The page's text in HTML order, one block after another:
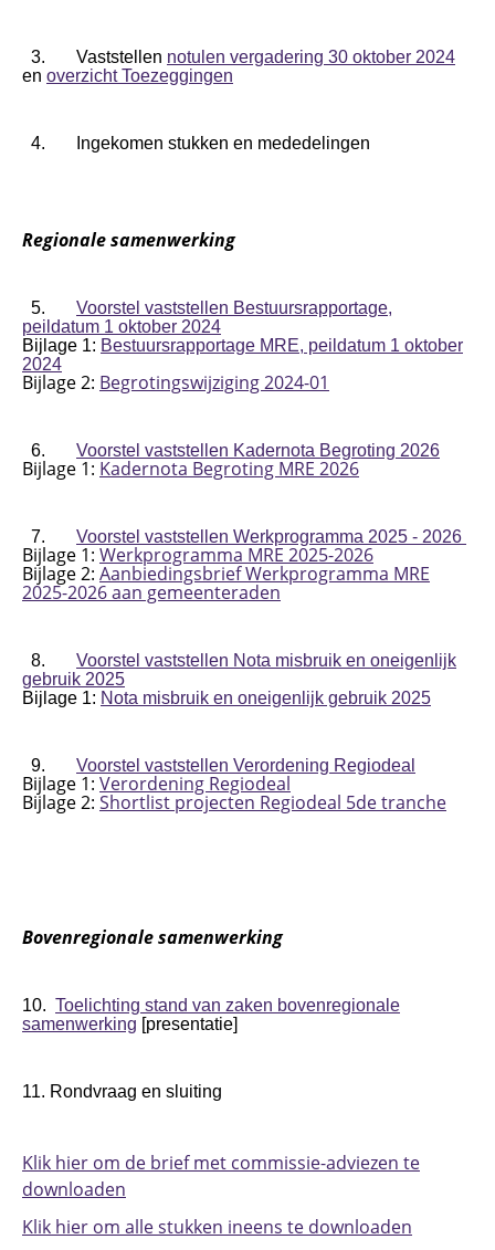
3. Vaststellen notulen vergadering 30 oktober 2024
en overzicht Toezeggingen
4. Ingekomen stukken en mededelingen
Regionale samenwerking
5. Voorstel vaststellen Bestuursrapportage,
peildatum 1 oktober 2024
Bijlage 1: Bestuursrapportage MRE, peildatum 1 oktober
2024
Bijlage 2: Begrotingswijziging 2024-01
6. Voorstel vaststellen Kadernota Begroting 2026
Bijlage 1: Kadernota Begroting MRE 2026
7. Voorstel vaststellen Werkprogramma 2025 - 2026
Bijlage 1: Werkprogramma MRE 2025-2026
Bijlage 2: Aanbiedingsbrief Werkprogramma MRE
2025-2026 aan gemeenteraden
8. Voorstel vaststellen Nota misbruik en oneigenlijk
gebruik 2025
Bijlage 1: Nota misbruik en oneigenlijk gebruik 2025
9. Voorstel vaststellen Verordening Regiodeal
Bijlage 1: Verordening Regiodeal
Bijlage 2: Shortlist projecten Regiodeal 5de tranche
Bovenregionale samenwerking
10. Toelichting stand van zaken bovenregionale
samenwerking [presentatie]
11. Rondvraag en sluiting
Klik hier om de brief met commissie-adviezen te
downloaden
Klik hier om alle stukken ineens te downloaden